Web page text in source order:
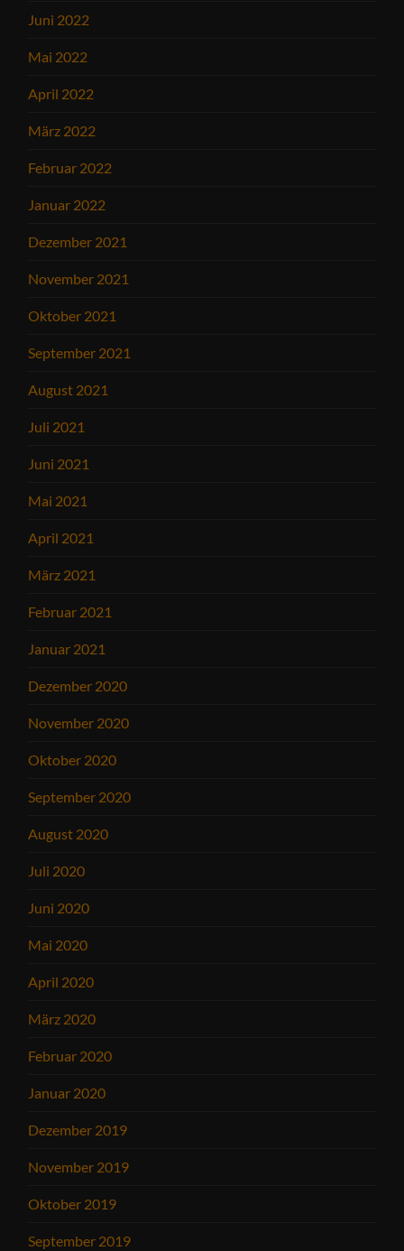
Juni 2022
Mai 2022
April 2022
März 2022
Februar 2022
Januar 2022
Dezember 2021
November 2021
Oktober 2021
September 2021
August 2021
Juli 2021
Juni 2021
Mai 2021
April 2021
März 2021
Februar 2021
Januar 2021
Dezember 2020
November 2020
Oktober 2020
September 2020
August 2020
Juli 2020
Juni 2020
Mai 2020
April 2020
März 2020
Februar 2020
Januar 2020
Dezember 2019
November 2019
Oktober 2019
September 2019